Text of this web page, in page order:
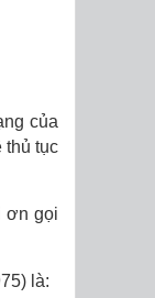
của
thủ tục
ơn gọi
là: